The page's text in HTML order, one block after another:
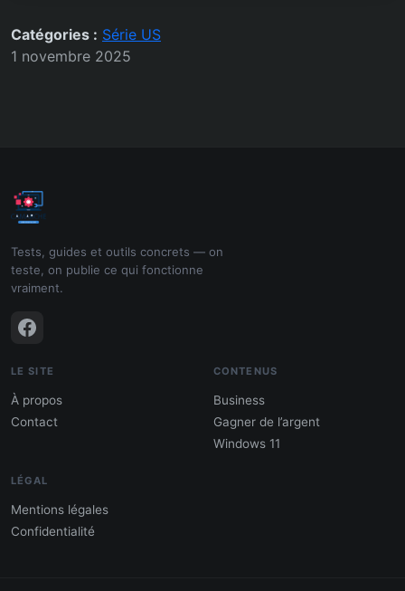
Catégories : Série US
1 novembre 2025
Tests, guides et outils concrets — on
teste, on publie ce qui fonctionne
vraiment.
LE SITE
À propos
Contact
CONTENUS
Business
Gagner de l’argent
Windows 11
LÉGAL
Mentions légales
Confidentialité